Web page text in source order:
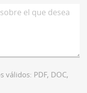
válidos: PDF, DOC,